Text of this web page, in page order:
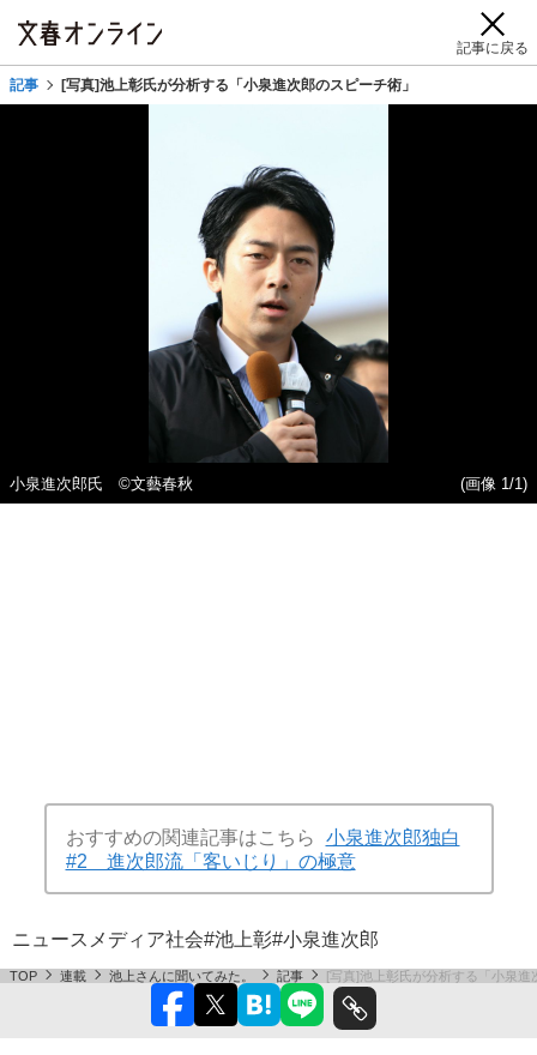
記事に戻る
記事 [写真]池上彰氏が分析する「小泉進次郎のスピーチ術」
小泉進次郎氏 ©文藝春秋 (画像 1/1)
おすすめの関連記事はこちら
小泉進次郎独白
#2 進次郎流「客いじり」の極意
ニュース メディア社会#池上彰#小泉進次郎
TOP 連載 池上さんに聞いてみた。 記事 [写真]池上彰氏が分析する「小泉進